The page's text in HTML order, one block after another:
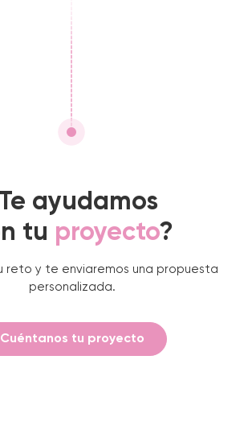
ayudamos
tu proyecto?
reto y te enviaremos una propuesta
personalizada.
Cuéntanos tu proyecto